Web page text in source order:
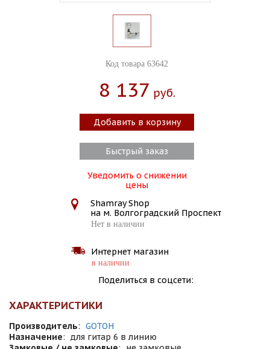
Код товара 63642
8 137 Руб.
Добавить в корзину
Быстрый заказ
Уведомить о снижении
цены
Shamray Shop
на м. Волгоградский Проспект
Нет в наличии
Интернет магазин
в наличии
Поделиться в соцсети:
ХАРАКТЕРИСТИКИ
Производитель: GOTOH
Назначение: для гитар 6 в линию